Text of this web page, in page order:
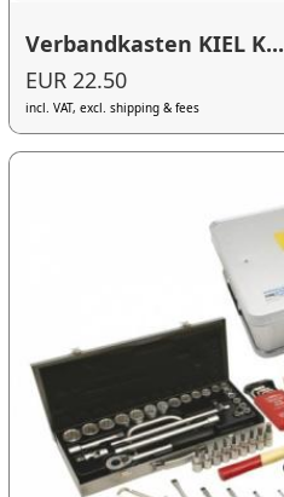
Verbandkasten KIEL K...
EUR 22.50
incl. VAT, excl. shipping & fees